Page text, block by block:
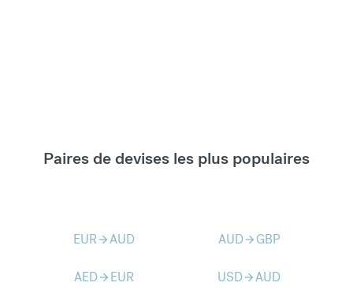
Paires de devises les plus populaires
EURarrow_forwardAUD AUDarrow_forward GBP
AEDarrow_forward EUR USDarrow_forwardAUD